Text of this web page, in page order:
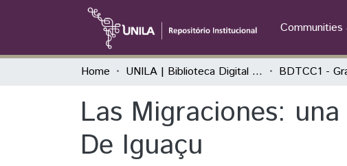
Home UNILA | Biblioteca Digital de Trabalhos de Conclusão de Curso BDTCC1 -
Las Migraciones:
De Iguaçu